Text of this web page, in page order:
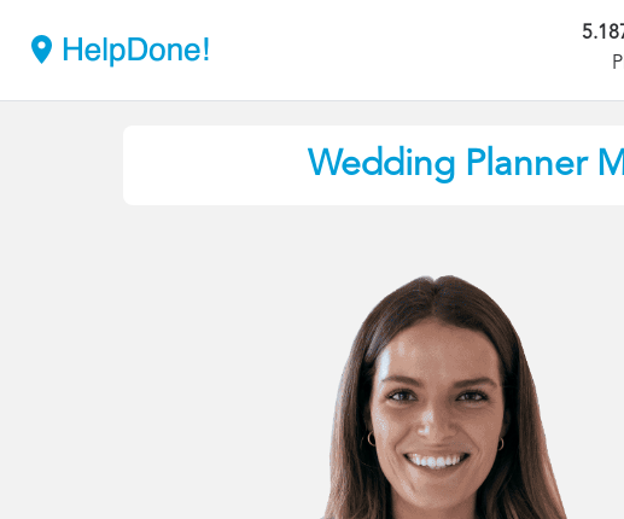
Wedding Planner